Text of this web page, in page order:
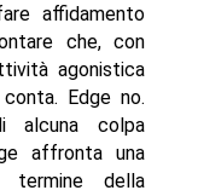
affidamento
che, con
agonistica
Edge no.
alcuna colpa
affronta una
termine della